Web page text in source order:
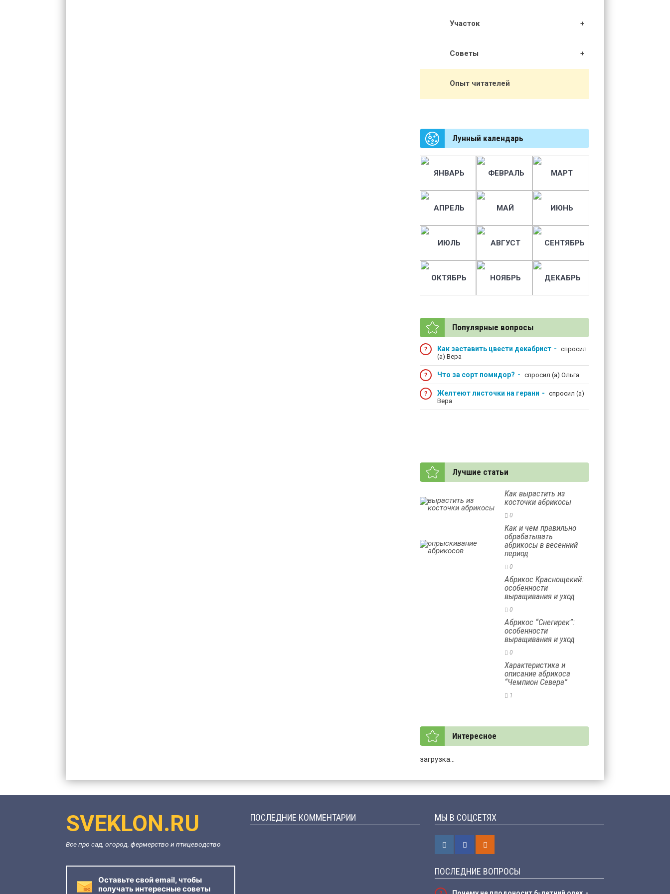
Участок
Советы
Опыт читателей
Лунный календарь
ЯНВАРЬ ФЕВРАЛЬ МАРТ
АПРЕЛЬ МАЙ ИЮНЬ
ИЮЛЬ АВГУСТ СЕНТЯБРЬ
ОКТЯБРЬ НОЯБРЬ ДЕКАБРЬ
Популярные вопросы
Как заставить цвести декабрист
спросил
(а) Вера
Что за сорт помидор? спросил (а) Ольга
Желтеют листочки на герани
спросил (а)
Вера
Лучшие статьи
Как вырастить из
косточки абрикосы
0
Как и чем правильно
обрабатывать
абрикосы в весенний
период
0
Абрикос Краснощекий:
особенности
выращивания и уход
0
Абрикос “Снегирек”:
особенности
выращивания и уход
0
Характеристика и
описание абрикоса
“Чемпион Севера”
1
Интересное
загрузка...
SVEKLON.RU
Все про сад, огород, фермерство и птицеводство
Оставьте свой email, чтобы
получать интересные советы
ПОСЛЕДНИЕ КОММЕНТАРИИ МЫ В СОЦСЕТЯХ
ПОСЛЕДНИЕ ВОПРОСЫ